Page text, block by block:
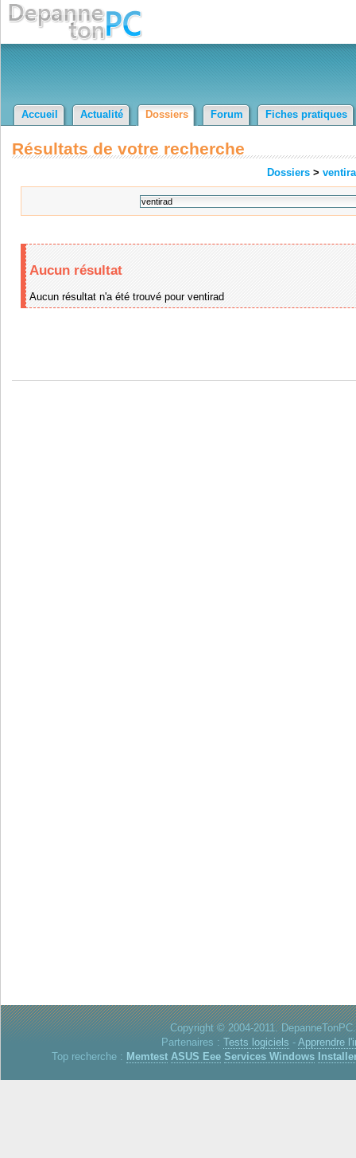
Accueil Actualité Dossiers Forum Fiches pratiques
Résultats de votre recherche
Dossiers >
Aucun résultat
Aucun résultat n'a été trouvé pour ventirad
Copyright © 2004-2011.
Partenaires : Tests logiciels - Apprendre
Top recherche : Memtest ASUS Eee Services Windows